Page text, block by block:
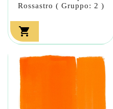
Rossastro ( Gruppo: 2 )
